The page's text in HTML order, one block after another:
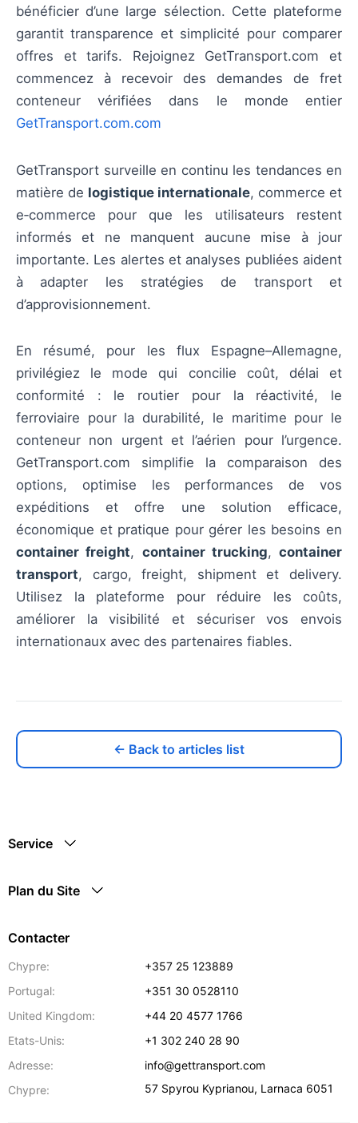
bénéficier d’une large sélection. Cette plateforme
garantit transparence et simplicité pour comparer
offres et tarifs. Rejoignez GetTransport.com et
commencez à recevoir des demandes de fret
conteneur vérifiées dans le monde entier
GetTransport.com.com
GetTransport surveille en continu les tendances en
matière de logistique internationale, commerce et
e‑commerce pour que les utilisateurs restent
informés et ne manquent aucune mise à jour
importante. Les alertes et analyses publiées aident
à adapter les stratégies de transport et
d’approvisionnement.
En résumé, pour les flux Espagne–Allemagne,
privilégiez le mode qui concilie coût, délai et
conformité : le routier pour la réactivité, le
ferroviaire pour la durabilité, le maritime pour le
conteneur non urgent et l’aérien pour l’urgence.
GetTransport.com simplifie la comparaison des
options, optimise les performances de vos
expéditions et offre une solution efficace,
économique et pratique pour gérer les besoins en
container freight, container trucking, container
transport, cargo, freight, shipment et delivery.
Utilisez la plateforme pour réduire les coûts,
améliorer la visibilité et sécuriser vos envois
internationaux avec des partenaires fiables.
← Back to articles list
Service
Plan du Site
Contacter
Chypre:
+357 25 123889
Portugal:
+351 30 0528110
United Kingdom:
+44 20 4577 1766
Etats-Unis:
+1 302 240 28 90
Adresse:
info@gettransport.com
Chypre:
57 Spyrou Kyprianou, Larnaca 6051